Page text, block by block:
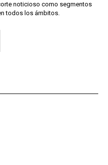
noticioso como segmentos
todos los ámbitos.